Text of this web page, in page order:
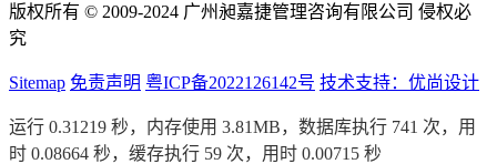
版权所有 © 2009-2024 广州昶嘉捷管理咨询有限公司 侵权必
究
Sitemap 免责声明 粤ICP备2022126142号 技术支持：优尚设计
运行 0.31219 秒，内存使用 3.81MB，数据库执行 741 次，用
时 0.08664 秒，缓存执行 59 次，用时 0.00715 秒